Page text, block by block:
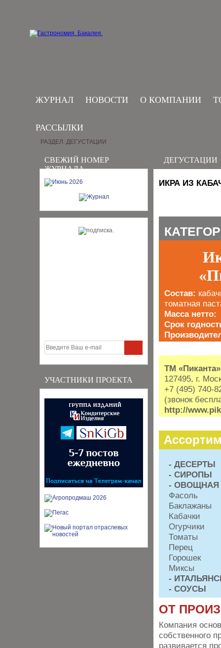
ЖУРНАЛ НОВОСТИ О КОМПАНИИ
РАССЫЛКИ
СВЕЖИЙ НОМЕР
ЖУРНАЛА
УЧАСТНИКИ ПРОЕКТА
РАЗДЕЛ: ДЕГУСТАЦИИ
ДЕГУСТАЦИИ
ИКРА ИЗ
Состав:
томатная
Масса нетто:
Срок
ТМ «Пиканта»
127495, г.
+7 (495) 740-
(звонок
http://
- ДЕСЕРТЫ
- СИРОПЫ
- ОВОЩНАЯ
Фасоль
Баклажаны
Кабачки
Огурчики
Томаты
Перец
Горошек
Миксы
-
- СОУСЫ
ОТ
Компания
собственного
развивается